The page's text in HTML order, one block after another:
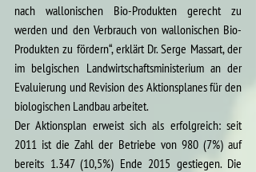
nach wallonischen Bio-Produkten gerecht zu
werden und den Verbrauch von wallonischen Bio-
Produkten zu fördern“, erklärt Dr. Serge Massart, der
im belgischen Landwirtschaftsministerium an der
Evaluierung und Revision des Aktionsplanes für den
biologischen Landbau arbeitet.
Der Aktionsplan erweist sich als erfolgreich: seit
2011 ist die Zahl der Betriebe von 980 (7%) auf
bereits 1.347 (10,5%) Ende 2015 gestiegen. Die